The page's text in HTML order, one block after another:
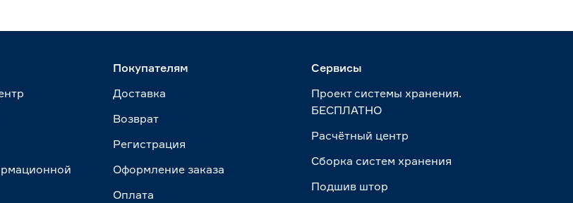
Покупателям
Доставка
Возврат
Регистрация
Оформление заказа
Оплата
Сервисы
Проект системы хранения.
БЕСПЛАТНО
Расчётный центр
Сборка систем хранения
Подшив штор